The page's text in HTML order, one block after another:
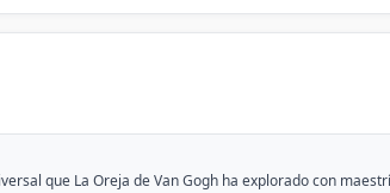
que La Oreja de Van Gogh ha explorado con